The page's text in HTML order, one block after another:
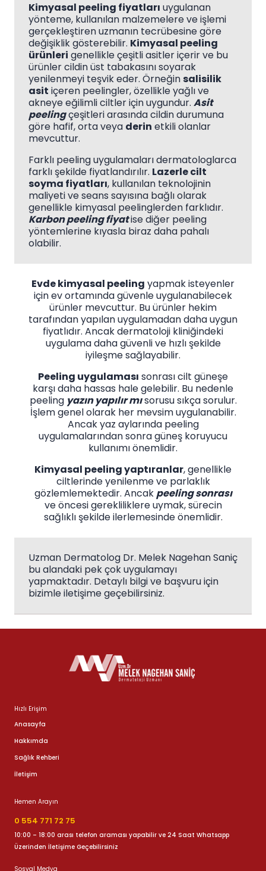
Kimyasal peeling fiyatları uygulanan
yönteme, kullanılan malzemelere ve işlemi
gerçekleştiren uzmanın tecrübesine göre
değişiklik gösterebilir. Kimyasal peeling
ürünleri genellikle çeşitli asitler içerir ve bu
ürünler cildin üst tabakasını soyarak
yenilenmeyi teşvik eder. Örneğinsalisilik
asit içeren peelingler, özellikle yağlı ve
akneye eğilimli ciltler için uygundur. Asit
peelingçeşitleri arasında cildin durumuna
göre hafif, orta veya derin etkili olanlar
mevcuttur.
Farklı peeling uygulamaları dermatologlarca
farklı şekilde fiyatlandırılır. Lazerle cilt
soyma fiyatları, kullanılan teknolojinin
maliyeti ve seans sayısına bağlı olarak
genellikle kimyasal peelinglerden farklıdır.
Karbon peeling fiyatise diğer peeling
yöntemlerine kıyasla biraz daha pahalı
olabilir.
Evde kimyasal peeling yapmak isteyenler
için ev ortamında güvenle uygulanabilecek
ürünler mevcuttur. Bu ürünler hekim
tarafından yapılan uygulamadan daha uygun
fiyatlıdır. Ancak dermatoloji kliniğindeki
uygulama daha güvenli ve hızlı şekilde
iyileşme sağlayabilir.
Peeling uygulaması sonrası cilt güneşe
karşı daha hassas hale gelebilir. Bu nedenle
peeling yazın yapılır mısorusu sıkça sorulur.
İşlem genel olarak her mevsim uygulanabilir.
Ancak yaz aylarında peeling
uygulamalarından sonra güneş koruyucu
kullanımı önemlidir.
Kimyasal peeling yaptıranlar, genellikle
ciltlerinde yenilenme ve parlaklık
gözlemlemektedir. Ancakpeeling sonrası
ve öncesi gerekliliklere uymak, sürecin
sağlıklı şekilde ilerlemesinde önemlidir.
Uzman Dermatolog Dr. Melek Nagehan Saniç
bu alandaki pek çok uygulamayı
yapmaktadır. Detaylı bilgi ve başvuru için
bizimle iletişime geçebilirsiniz.
Hızlı Erişim
Anasayfa
Hakkımda
Sağlık Rehberi
İletişim
Hemen Arayın
0 554 771 72 75
10:00 – 18:00 arası telefon araması yapabilir ve 24 Saat Whatsapp
Üzerinden İletişime Geçebilirsiniz
Sosyal Medya